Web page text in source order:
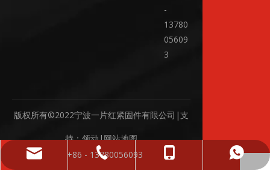
sales01@yphfasteners.cn
+ 86-574-86662856
+86 - 13780056093
+86 - 13780056093
-
13780
05609
3
版权所有©2022宁波一片红紧固件有限公司|支
持：领动|网站地图